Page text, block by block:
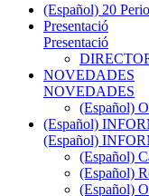
(Español) 20
Presentació
Presentació
NOVEDADES
NOVEDADES
(Español)
(Español)
(Español)
(Español)
(Español)
(Español)